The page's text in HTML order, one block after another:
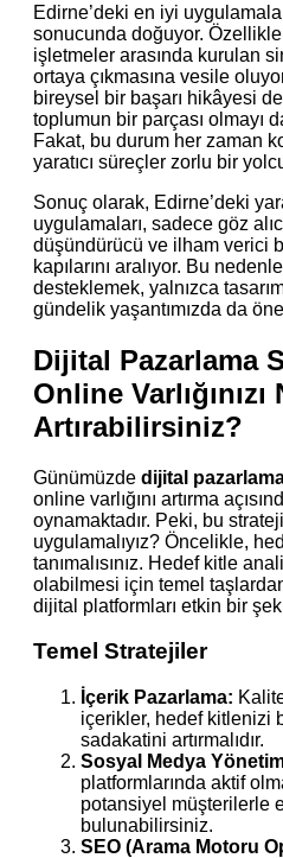
Edirne’deki en iyi
sonucunda doğuyor.
işletmeler arasında kurulan
ortaya çıkmasına vesile
bireysel bir başarı hikâyesi
toplumun bir parçası olmayı
Fakat, bu durum her zaman
yaratıcı süreçler zorlu bir
Sonuç olarak, Edirne’deki
uygulamaları, sadece göz
düşündürücü ve ilham verici
kapılarını aralıyor. Bu
desteklemek, yalnızca
gündelik yaşantımızda da
Dijital Pazarlama
Online Varlığınızı
Artırabilirsiniz?
Günümüzde dijital
online varlığını artırma
oynamaktadır. Peki, bu
uygulamalıyız? Öncelikle,
tanımalısınız. Hedef kitle
olabilmesi için temel
dijital platformları etkin bir
Temel Stratejiler
İçerik Pazarlama:
içerikler, hedef kitlenizi
sadakatini artırmalıdır.
Sosyal Medya
platformlarında aktif
potansiyel müşterilerle
bulunabilirsiniz.
SEO (Arama Motoru